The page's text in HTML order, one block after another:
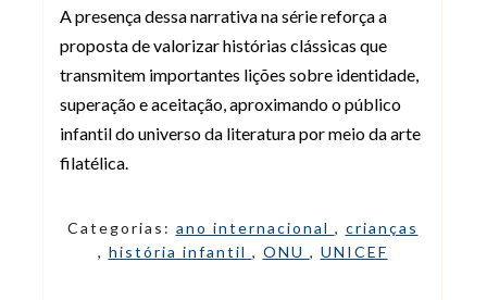
A presença dessa narrativa na série reforça a
proposta de valorizar histórias clássicas que
transmitem importantes lições sobre identidade,
superação e aceitação, aproximando o público
infantil do universo da literatura por meio da arte
filatélica.
Categorias: ano internacional , crianças
, história infantil , ONU , UNICEF